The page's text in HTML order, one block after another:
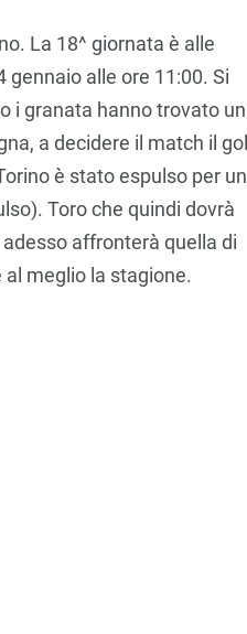
La 18^ giornata è alle
gennaio alle ore 11:00. Si
i granata hanno trovato un
a decidere il match il gol
è stato espulso per un
Toro che quindi dovrà
affronterà quella di
meglio la stagione.